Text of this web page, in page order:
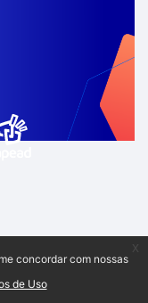
concordar com nossas
de Uso